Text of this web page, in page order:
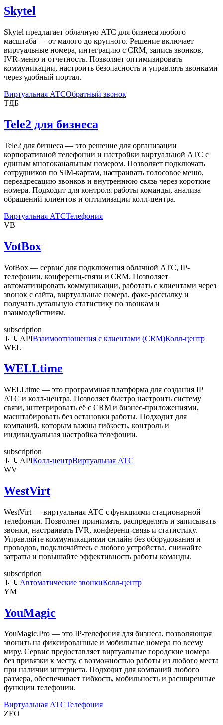
Skytel
Skytel предлагает облачную АТС для бизнеса любого
масштаба — от малого до крупного. Решение включает
виртуальные номера, интеграцию с CRM, запись звонков,
IVR-меню и отчетность. Позволяет оптимизировать
коммуникации, настроить безопасность и управлять звонками
через удобный портал.
Виртуальная АТСОбратный звонок
TДБ
Tele2 для бизнеса
Tele2 для бизнеса — это решение для организации
корпоративной телефонии и настройки виртуальной АТС с
единым многоканальным номером. Позволяет подключать
сотрудников по SIM-картам, настраивать голосовое меню,
переадресацию звонков и внутреннюю связь через короткие
номера. Подходит для контроля работы команды, анализа
обращений клиентов и оптимизации колл-центра.
Виртуальная АТСТелефония
VB
VotBox
VotBox — сервис для подключения облачной АТС, IP-
телефонии, конференц-связи и CRM. Позволяет
автоматизировать коммуникации, работать с клиентами через
звонок с сайта, виртуальные номера, факс-рассылку и
получать детальную статистику по звонкам и
взаимодействиям.
subscription
🇷🇺APIВзаимоотношения с клиентами (CRM)Колл-центр
WEL
WELLtime
WELLtime — это программная платформа для создания IP
АТС и колл-центра. Позволяет быстро настроить систему
связи, интегрировать её с CRM и бизнес-приложениями,
масштабировать без остановки работы. Подходит для
компаний, которым важны гибкость, контроль и
индивидуальная настройка телефонии.
subscription
🇷🇺APIКолл-центрВиртуальная АТС
WV
WestVirt
WestVirt — виртуальная АТС с функциями стационарной
телефонии. Позволяет принимать, распределять и записывать
звонки, настраивать IVR, конференц-связь и статистику.
Управляйте коммуникациями онлайн без оборудования и
проводов, подключайтесь с любого устройства, снижайте
затраты и повышайте эффективность работы команды.
subscription
🇷🇺Автоматические звонкиКолл-центр
YM
YouMagic
YouMagic.Pro — это IP-телефония для бизнеса, позволяющая
звонить на фиксированные и мобильные номера по всему
миру. Сервис предоставляет виртуальные городские номера
без привязки к месту, с возможностью работы из любого места
при наличии интернета. Подходит для компаний любого
размера, обеспечивает гибкость, мобильность и расширенные
функции телефонии.
Виртуальная АТСТелефония
ZEO